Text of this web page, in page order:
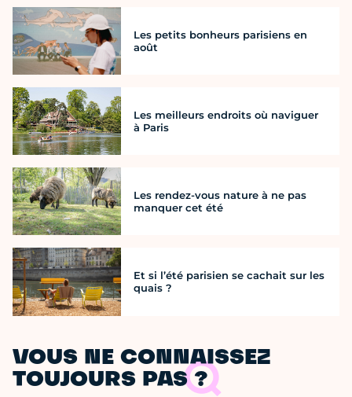
Les petits bonheurs parisiens en
août
Les meilleurs endroits où naviguer
à Paris
Les rendez-vous nature à ne pas
manquer cet été
Et si l’été parisien se cachait sur les
quais ?
VOUS NE CONNAISSEZ
TOUJOURS PAS ?